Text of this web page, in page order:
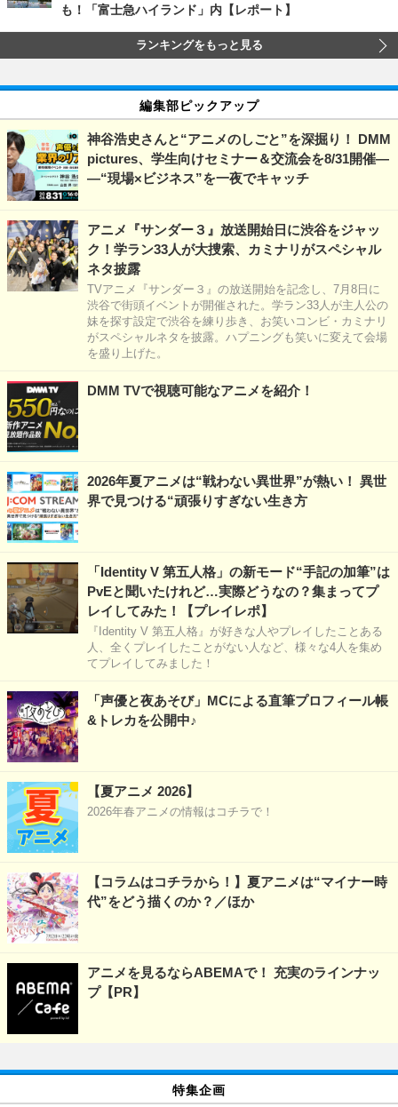
も！「富士急ハイランド」内【レポート】
ランキングをもっと見る
編集部ピックアップ
神谷浩史さんと“アニメのしごと”を深掘り！ DMM
pictures、学生向けセミナー＆交流会を8/31開催―
―“現場×ビジネス”を一夜でキャッチ
アニメ『サンダー３』放送開始日に渋谷をジャッ
ク！学ラン33人が大捜索、カミナリがスペシャル
ネタ披露
TVアニメ『サンダー３』の放送開始を記念し、7月8日に
渋谷で街頭イベントが開催された。学ラン33人が主人公の
妹を探す設定で渋谷を練り歩き、お笑いコンビ・カミナリ
がスペシャルネタを披露。ハプニングも笑いに変えて会場
を盛り上げた。
DMM TVで視聴可能なアニメを紹介！
2026年夏アニメは“戦わない異世界”が熱い！ 異世
界で見つける“頑張りすぎない生き方
「Identity V 第五人格」の新モード“手記の加筆”は
PvEと聞いたけれど…実際どうなの？集まってプ
レイしてみた！【プレイレポ】
『Identity V 第五人格』が好きな人やプレイしたことある
人、全くプレイしたことがない人など、様々な4人を集め
てプレイしてみました！
「声優と夜あそび」MCによる直筆プロフィール帳
&トレカを公開中♪
【夏アニメ 2026】
2026年春アニメの情報はコチラで！
【コラムはコチラから！】夏アニメは“マイナー時
代”をどう描くのか？／ほか
アニメを見るならABEMAで！ 充実のラインナッ
プ【PR】
特集企画